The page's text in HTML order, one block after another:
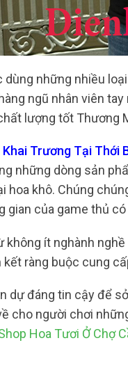
dùng những nhiều
ngũ nhân viên
lượng tốt Thương
Trương Tại Thới
những dòng sản
hoa khô. Chúng
gian của game thủ
không ít nghành
ràng buộc cung
dự đáng tin cậy để
cho người chơi
Hoa Tươi Ở Chợ